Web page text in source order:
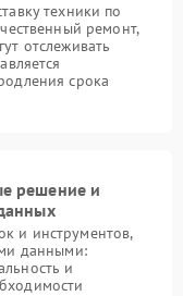
техники по
ремонт,
отслеживать
срока
решение и
и инструментов,
данными:
и